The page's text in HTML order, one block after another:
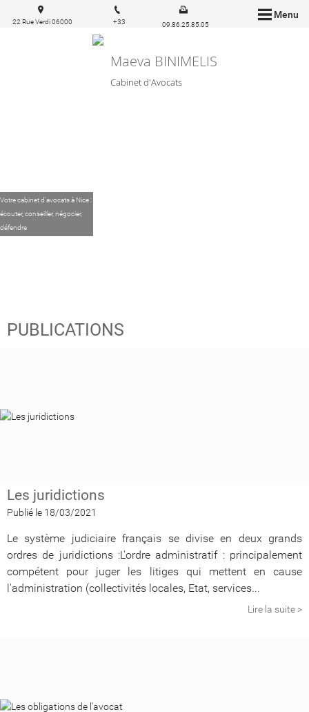
Menu
Maeva BINIMELIS
Cabinet d'Avocats
22 Rue Verdi 06000
+33
09.86.25.85.05
Votre cabinet d'avocats à Nice :
écouter, conseiller, négocier,
défendre
PUBLICATIONS
Les juridictions
Publié le 18/03/2021
Le système judiciaire français se divise en deux grands
ordres de juridictions :L'ordre administratif : principalement
compétent pour juger les litiges qui mettent en cause
l'administration (collectivités locales, Etat, services...
Lire la suite >